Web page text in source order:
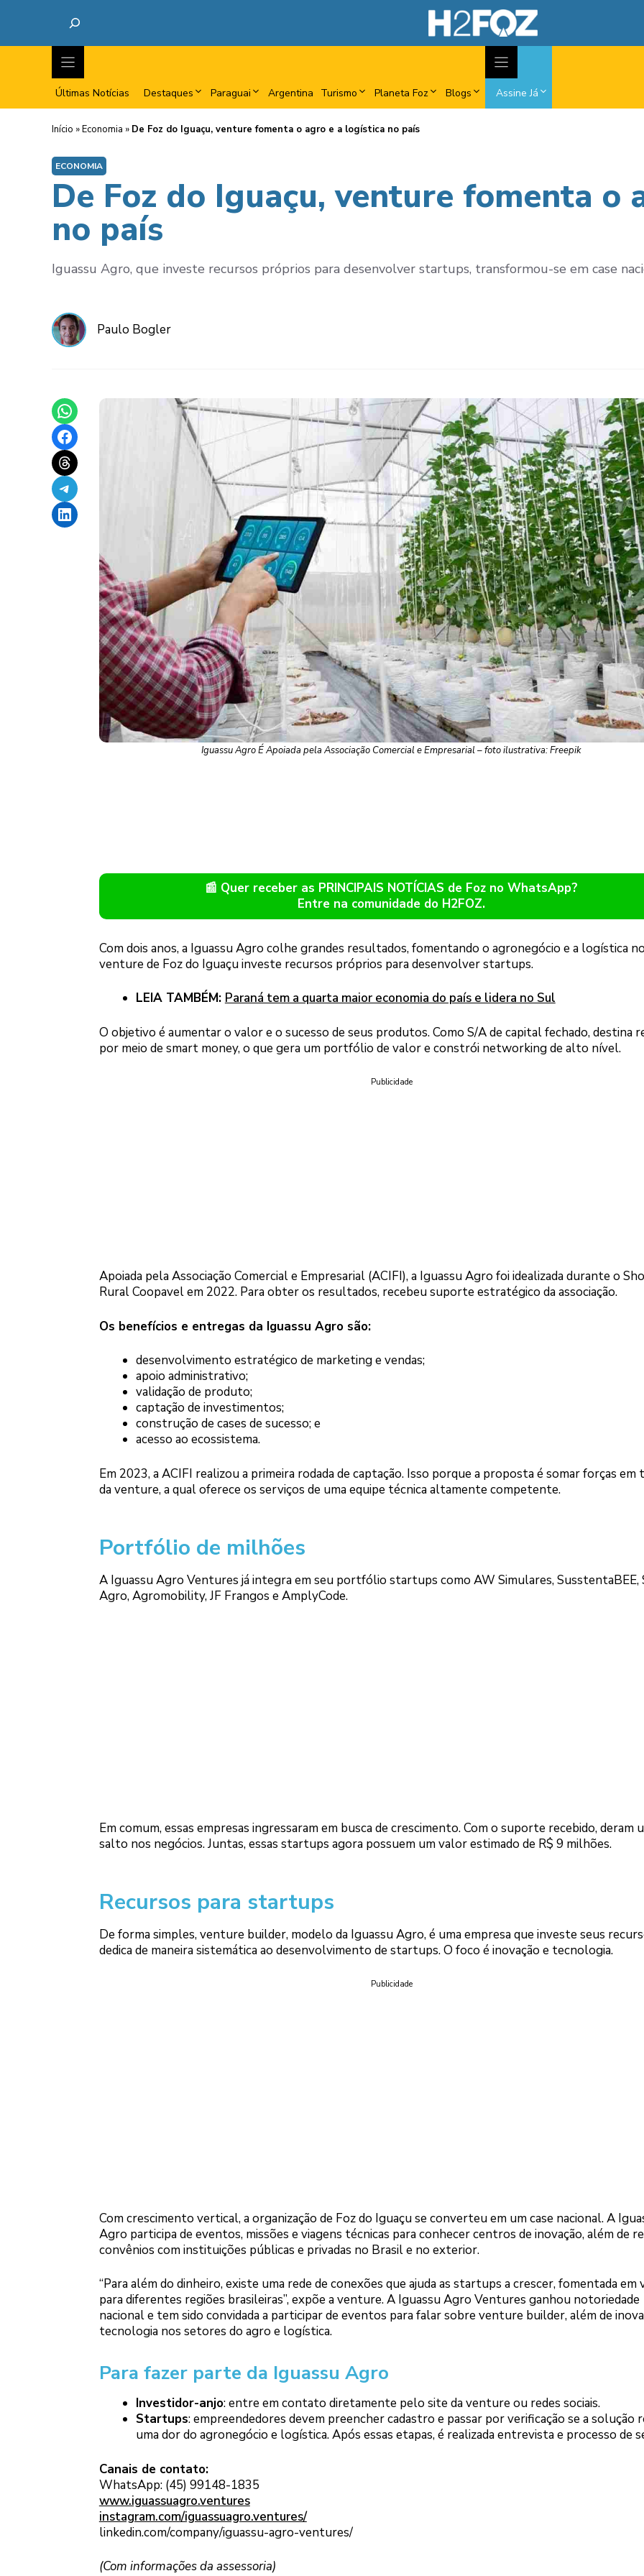
Últimas Notícias Destaques Paraguai Argentina Turismo Planeta Foz Blogs Assine Já
Início »Economia » De Foz do Iguaçu, venture fomenta o agro e a logística no país
ECONOMIA
De Foz do Iguaçu, venture fomenta o
no país
Iguassu Agro, que investe recursos próprios para desenvolver startups, transformou-se em case
Paulo Bogler
Share on WhatsApp
Share on Facebook
Share on Threads
Share on Telegram
Share on LinkedIn
Iguassu Agro É Apoiada pela Associação Comercial e Empresarial – foto ilustrativa: Freepik
📰 Quer receber as PRINCIPAIS NOTÍCIAS de Foz no WhatsApp?
Entre na comunidade do H2FOZ.
Com dois anos, a Iguassu Agro colhe grandes resultados, fomentando o agronegócio e a logística
venture de Foz do Iguaçu investe recursos próprios para desenvolver startups.
LEIA TAMBÉM: Paraná tem a quarta maior economia do país e lidera no Sul
O objetivo é aumentar o valor e o sucesso de seus produtos. Como S/A de capital fechado, destina
por meio de smart money, o que gera um portfólio de valor e constrói networking de alto nível.
Publicidade
Apoiada pela Associação Comercial e Empresarial (ACIFI), a Iguassu Agro foi idealizada durante o
Rural Coopavel em 2022. Para obter os resultados, recebeu suporte estratégico da associação.
Os benefícios e entregas da Iguassu Agro são:
desenvolvimento estratégico de marketing e vendas;
apoio administrativo;
validação de produto;
captação de investimentos;
construção de cases de sucesso; e
acesso ao ecossistema.
Em 2023, a ACIFI realizou a primeira rodada de captação. Isso porque a proposta é somar forças em
da venture, a qual oferece os serviços de uma equipe técnica altamente competente.
Portfólio de milhões
A Iguassu Agro Ventures já integra em seu portfólio startups como AW Simulares, SusstentaBEE,
Agro, Agromobility, JF Frangos e AmplyCode.
Em comum, essas empresas ingressaram em busca de crescimento. Com o suporte recebido, deram
salto nos negócios. Juntas, essas startups agora possuem um valor estimado de R$ 9 milhões.
Recursos para startups
De forma simples, venture builder, modelo da Iguassu Agro, é uma empresa que investe seus
dedica de maneira sistemática ao desenvolvimento de startups. O foco é inovação e tecnologia.
Publicidade
Com crescimento vertical, a organização de Foz do Iguaçu se converteu em um case nacional. A
Agro participa de eventos, missões e viagens técnicas para conhecer centros de inovação, além de
convênios com instituições públicas e privadas no Brasil e no exterior.
“Para além do dinheiro, existe uma rede de conexões que ajuda as startups a crescer, fomentada em
para diferentes regiões brasileiras”, expõe a venture. A Iguassu Agro Ventures ganhou notoriedade
nacional e tem sido convidada a participar de eventos para falar sobre venture builder, além de
tecnologia nos setores do agro e logística.
Para fazer parte da Iguassu Agro
Investidor-anjo: entre em contato diretamente pelo site da venture ou redes sociais.
Startups: empreendedores devem preencher cadastro e passar por verificação se a solução
uma dor do agronegócio e logística. Após essas etapas, é realizada entrevista e processo de
Canais de contato:
WhatsApp: (45) 99148-1835
www.iguassuagro.ventures
instagram.com/iguassuagro.ventures/
linkedin.com/company/iguassu-agro-ventures/
(Com informações da assessoria)